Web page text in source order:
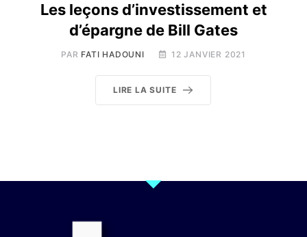
Les leçons d’investissement et
d’épargne de Bill Gates
PAR FATI HADOUNI 12 JANVIER 2021
LIRE LA SUITE